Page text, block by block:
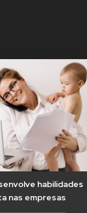
habilidades
nas empresas